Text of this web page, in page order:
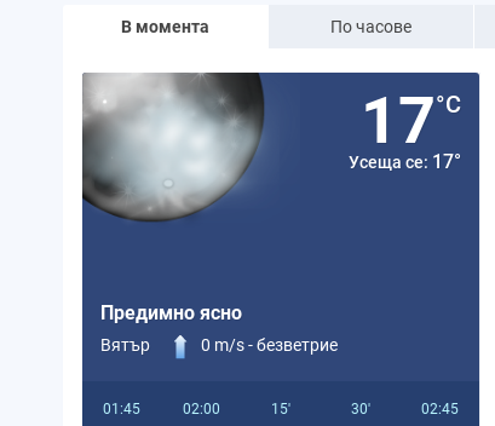
В момента По часове
17°C
Усеща се: 17°
Предимно ясно
Вятър 0 m/s -безветрие
01:45 02:00 15' 30' 02:45